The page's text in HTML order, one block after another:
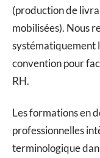
(production de
mobilisées). Nous
systématiquement
convention pour
RH.
Les formations en
professionnelles
terminologique